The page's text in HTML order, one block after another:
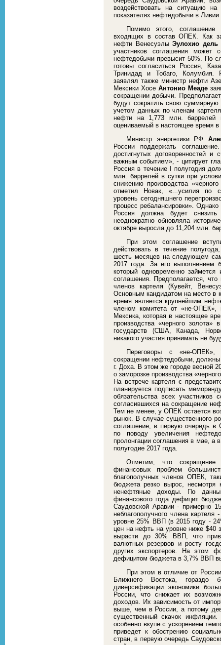
воздействовать на ситуацию
показателях нефтедобычи в Ливии
Помимо этого, соглашение
входящих в состав ОПЕК. Как
нефти ВенесуэлыЭулохио дель
участников соглашения
нефтедобычи превысит 50%. По
готовы согласиться Россия,
Тринидад и Тобаго, Колумбия.
заявлял также министр нефти
Мексики Хосе Антонио Меаде
сокращении добычи.
будут сократить свою
учетом данных по членам
нефти на 1,773 млн. баррелей
оцениваемый в настоящее время
Министр энергетики РФ
России поддержать
достигнутых договоренностей и
важным событием», - цитирует
Россия в течение I полугодия
млн. баррелей в сутки при
снижению производства
отметил Новак, «...усилия по
уровень сегодняшнего
процесс ребалансировки».
Россия должна будет
неоднократно обновляла
октябре выросла до 11,204 млн.
При этом соглашение
действовать в течение
шесть месяцев на следующем
2017 года. За его выполнением
который одновременно
соглашения. Предполагается,
членов картеля (Кувейт,
Основным кандидатом на место в
время является крупнейшим
членом комитета от «не-ОПЕК»,
Мексика, которая в настоящее
производства «черного
государств (США, Канада,
никакого участия принимать не
Переговоры с «не-ОПЕК»,
сокращении нефтедобычи, должны
г. Доха. В этом же городе весной
о заморозке производства
На встрече картеля с
планируется подписать
обязательства всех участников
согласившихся на сокращение
Тем не менее, у ОПЕК остается
рынок. В случае существенного
соглашение, в первую очередь
по поводу увеличения
пролонгации соглашения в мае, а
полугодие 2017 года.
Отметим, что
финансовых проблем
благополучных членов ОПЕК,
бюджета резко вырос, несмотря
ненефтяные доходы. По
финансового года дефицит
Саудовской Аравии - примерно
неблагополучного члена
уровне 25% ВВП (в 2015 году -
цен на нефть на уровне ниже $40
вырасти до 30% ВВП, что
валютных резервов и росту
других экспортеров. На этом
дефицитом бюджета в 3,7% ВВП
При этом в отличие от
Ближнего Востока, гораздо
диверсификации экономики
России, что снижает их
доходов. Их зависимость от
выше, чем в России, а потому
существенный скачок
особенно вкупе с ускорением
приведет к обострению
стран, в первую очередь